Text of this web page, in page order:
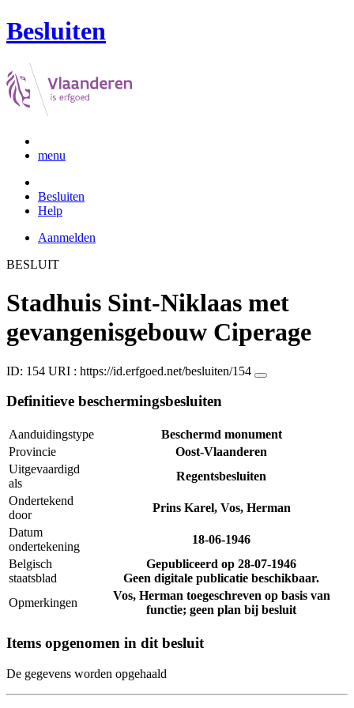
Besluiten
menu
Besluiten
Help
Aanmelden
BESLUIT
Stadhuis Sint-Niklaas met
gevangenisgebouw Ciperage
ID: 154 URI : https://id.erfgoed.net/besluiten/154
Definitieve beschermingsbesluiten
Aanduidingstype
Beschermd monument
Provincie
Oost-Vlaanderen
Uitgevaardigd
als
Regentsbesluiten
Ondertekend
door
Prins Karel, Vos, Herman
Datum
ondertekening
18-06-1946
Belgisch
staatsblad
Gepubliceerd op 28-07-1946
Geen digitale publicatie beschikbaar.
Opmerkingen
Vos, Herman toegeschreven op basis van
functie; geen plan bij besluit
Items opgenomen in dit besluit
De gegevens worden opgehaald